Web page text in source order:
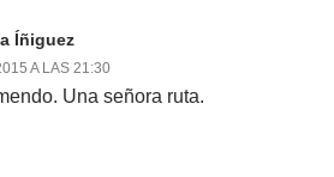
Íñiguez
A LAS 21:30
Una señora ruta.